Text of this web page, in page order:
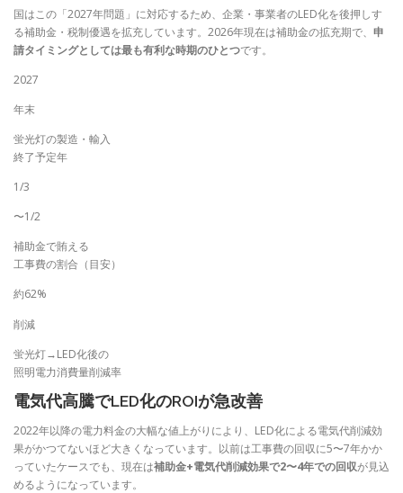
国はこの「2027年問題」に対応するため、企業・事業者のLED化を後押しす
る補助金・税制優遇を拡充しています。2026年現在は補助金の拡充期で、 申
請タイミングとしては最も有利な時期のひとつです。
2027
年末
蛍光灯の製造・輸入
終了予定年
1/3
〜1/2
補助金で賄える
工事費の割合（目安）
約62%
削減
蛍光灯→LED化後の
照明電力消費量削減率
電気代高騰でLED化のROIが急改善
2022年以降の電力料金の大幅な値上がりにより、LED化による電気代削減効
果がかつてないほど大きくなっています。以前は工事費の回収に5〜7年かか
っていたケースでも、現在は補助金+電気代削減効果で2〜4年での回収が見込
めるようになっています。